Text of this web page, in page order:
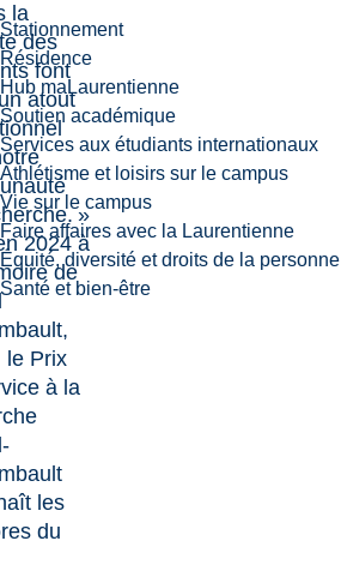
Stationnement
Résidence
Hub maLaurentienne
Soutien académique
Services aux étudiants internationaux
Athlétisme et loisirs sur le campus
Vie sur le campus
Faire affaires avec la Laurentienne
Équité, diversité et droits de la personne
Santé et bien-être
la
des
font
atout
»
2024 à
de
le Prix
à la
les
du